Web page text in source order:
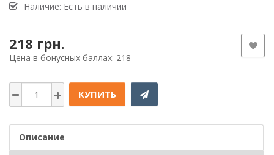
Наличие: Есть в наличии
218 грн.
Цена в бонусных баллах: 218
КУПИТЬ
Описание